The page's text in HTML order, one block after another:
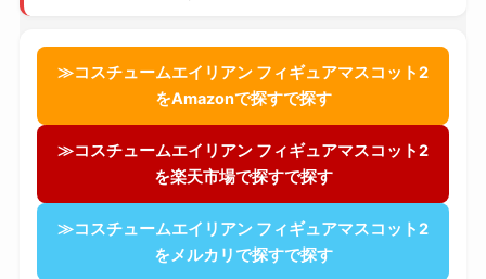
≫コスチュームエイリアン フィギュアマスコット2
をAmazonで探すで探す
≫コスチュームエイリアン フィギュアマスコット2
を楽天市場で探すで探す
≫コスチュームエイリアン フィギュアマスコット2
をメルカリで探すで探す